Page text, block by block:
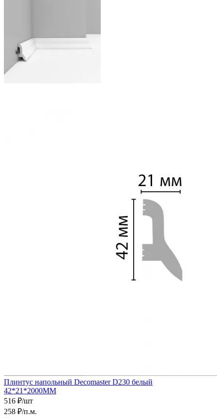
Плинтус напольный Decomaster D230 белый
42*21*2000ММ
516 ₽/шт
258 ₽/п.м.